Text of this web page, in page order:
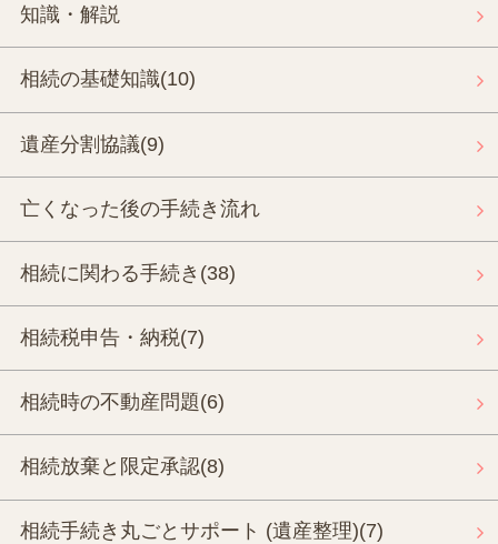
知識・解説
相続の基礎知識(10)
遺産分割協議(9)
亡くなった後の手続き流れ
相続に関わる手続き (38)
相続税申告・納税(7)
相続時の不動産問題(6)
相続放棄と限定承認(8)
相続手続き丸ごとサポート (遺産整理)(7)